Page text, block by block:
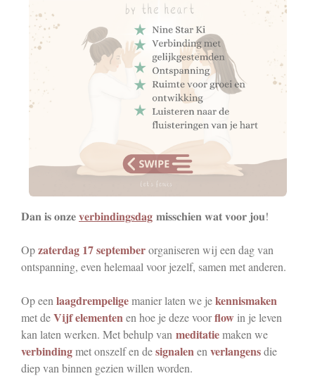
𝐃𝐚𝐧 𝐢𝐬 𝐨𝐧𝐳𝐞𝐯𝐞𝐫𝐛𝐢𝐧𝐝𝐢𝐧𝐠𝐬𝐝𝐚𝐠 𝐦𝐢𝐬𝐬𝐜𝐡𝐢𝐞𝐧 𝐰𝐚𝐭 𝐯𝐨𝐨𝐫 𝐣𝐨𝐮!
Opzaterdag 17 septemberorganiseren wij een dag van
ontspanning, even helemaal voor jezelf, samen met anderen.
Op een laagdrempeligemanier laten we jekennismaken
met deVijf elementen en hoe je deze voorflow in je leven
kan laten werken. Met behulp van meditatiemaken we
verbindingmet onszelf en designalen en verlangensdie
diep van binnen gezien willen worden.